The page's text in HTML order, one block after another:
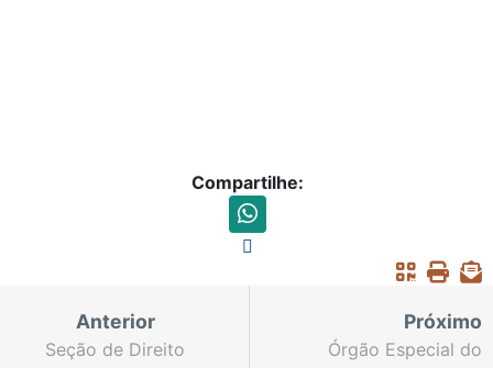
Compartilhe:
Anterior
Seção de Direito
Próximo
Órgão Especial do